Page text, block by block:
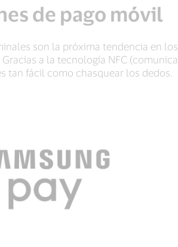
de pago móvil
son la próxima tendencia en
a la tecnología NFC
tan fácil como chasquear los dedos.